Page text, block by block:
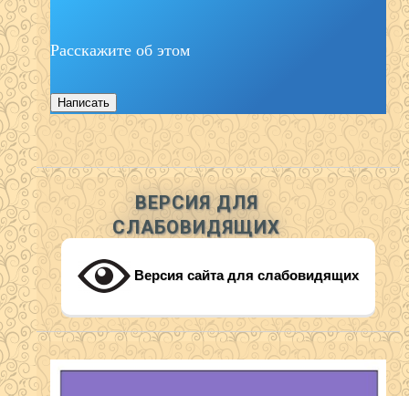
Расскажите об этом
Написать
ВЕРСИЯ ДЛЯ
СЛАБОВИДЯЩИХ
Версия сайта для слабовидящих